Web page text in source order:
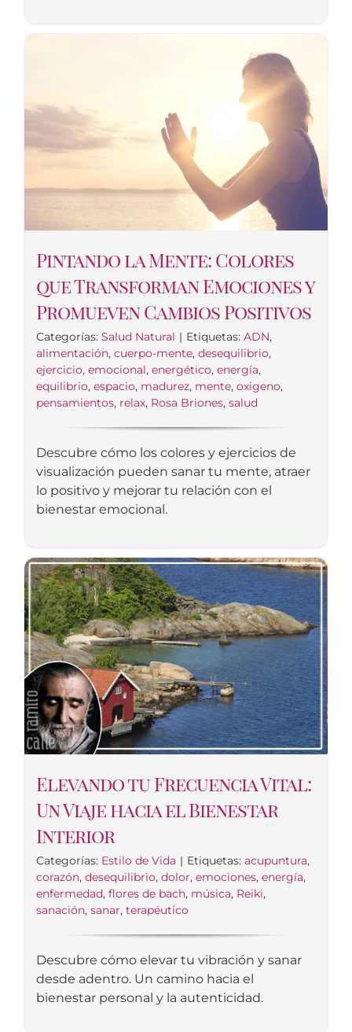
Pintando la Mente: Colores
que Transforman Emociones y
Promueven Cambios Positivos
Categorías: Salud Natural | Etiquetas: ADN,
alimentación, cuerpo-mente, desequilibrio,
ejercicio, emocional, energético, energía,
equilibrio, espacio, madurez, mente, oxigeno,
pensamientos, relax, Rosa Briones, salud
Descubre cómo los colores y ejercicios de
visualización pueden sanar tu mente, atraer
lo positivo y mejorar tu relación con el
bienestar emocional.
Elevando tu Frecuencia Vital:
Un Viaje hacia el Bienestar
Interior
Categorías: Estilo de Vida | Etiquetas: acupuntura,
corazón, desequilibrio, dolor, emociones, energía,
enfermedad, flores de bach, música, Reiki,
sanación, sanar, terapéutico
Descubre cómo elevar tu vibración y sanar
desde adentro. Un camino hacia el
bienestar personal y la autenticidad.